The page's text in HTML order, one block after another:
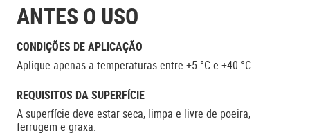
ANTES O USO
CONDIÇÕES DE APLICAÇÃO
Aplique apenas a temperaturas entre +5 °C e +40 °C.
REQUISITOS DA SUPERFÍCIE
A superfície deve estar seca, limpa e livre de poeira,
ferrugem e graxa.